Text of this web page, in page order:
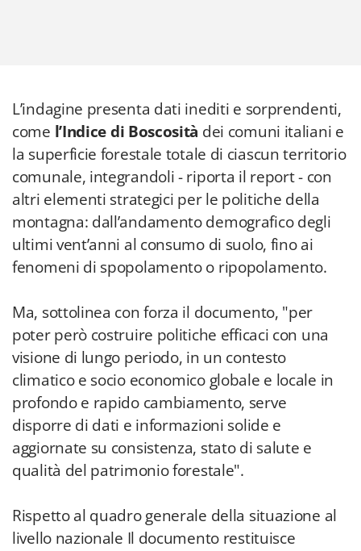
L’indagine presenta dati inediti e sorprendenti,
come l’Indice di Boscosità dei comuni italiani e
la superficie forestale totale di ciascun territorio
comunale, integrandoli - riporta il report - con
altri elementi strategici per le politiche della
montagna: dall’andamento demografico degli
ultimi vent’anni al consumo di suolo, fino ai
fenomeni di spopolamento o ripopolamento.
Ma, sottolinea con forza il documento, "per
poter però costruire politiche efficaci con una
visione di lungo periodo, in un contesto
climatico e socio economico globale e locale in
profondo e rapido cambiamento, serve
disporre di dati e informazioni solide e
aggiornate su consistenza, stato di salute e
qualità del patrimonio forestale".
Rispetto al quadro generale della situazione al
livello nazionale Il documento restituisce